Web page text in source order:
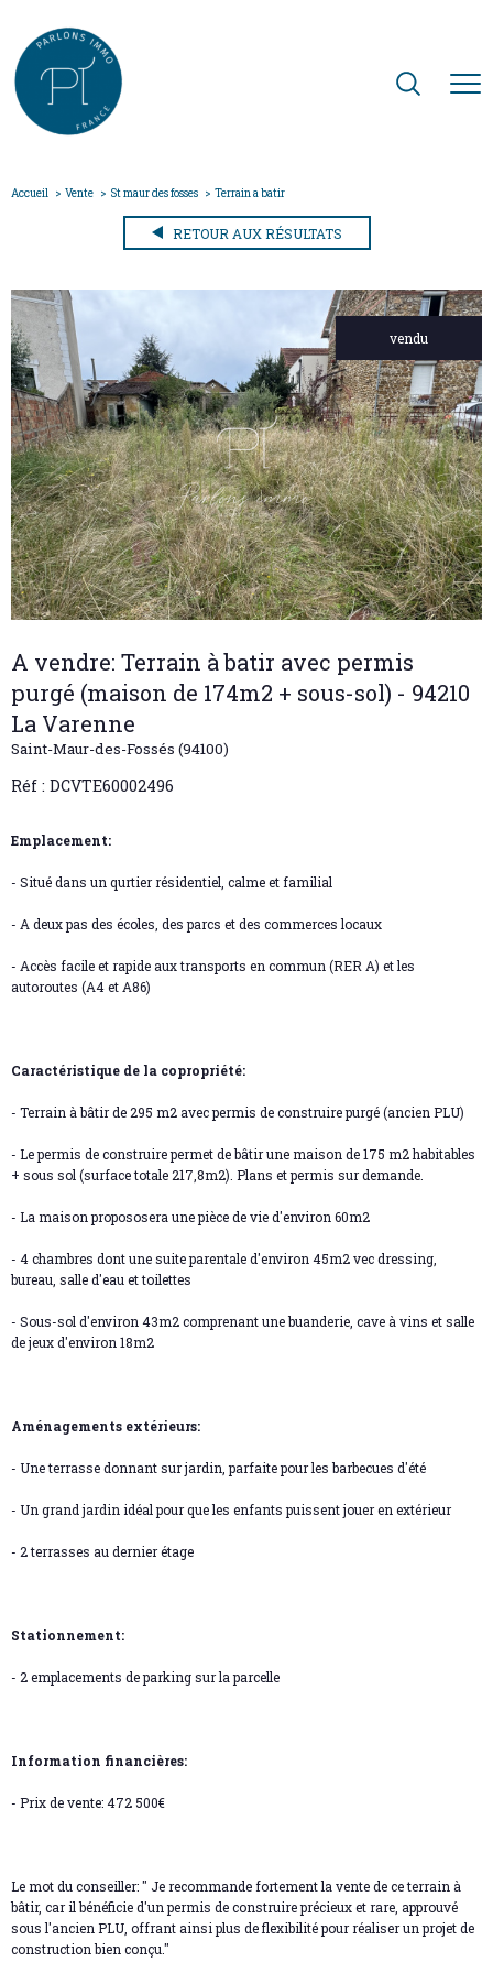
Accueil Vente St maur des fosses Terrain a batir
RETOUR AUX RÉSULTATS
vendu
A vendre: Terrain à batir avec permis
purgé (maison de 174m2 + sous-sol) - 94210
La Varenne
Saint-Maur-des-Fossés (94100)
Réf : DCVTE60002496
Emplacement:
- Situé dans un qurtier résidentiel, calme et familial
- A deux pas des écoles, des parcs et des commerces locaux
- Accès facile et rapide aux transports en commun (RER A) et les
autoroutes (A4 et A86)
Caractéristique de la copropriété:
- Terrain à bâtir de 295 m2 avec permis de construire purgé (ancien PLU)
- Le permis de construire permet de bâtir une maison de 175 m2 habitables
+ sous sol (surface totale 217,8m2). Plans et permis sur demande.
- La maison propososera une pièce de vie d'environ 60m2
- 4 chambres dont une suite parentale d'environ 45m2 vec dressing,
bureau, salle d'eau et toilettes
- Sous-sol d'environ 43m2 comprenant une buanderie, cave à vins et salle
de jeux d'environ 18m2
Aménagements extérieurs:
- Une terrasse donnant sur jardin, parfaite pour les barbecues d'été
- Un grand jardin idéal pour que les enfants puissent jouer en extérieur
- 2 terrasses au dernier étage
Stationnement:
- 2 emplacements de parking sur la parcelle
Information financières:
- Prix de vente: 472 500€
Le mot du conseiller: " Je recommande fortement la vente de ce terrain à
bâtir, car il bénéficie d'un permis de construire précieux et rare, approuvé
sous l'ancien PLU, offrant ainsi plus de flexibilité pour réaliser un projet de
construction bien conçu."